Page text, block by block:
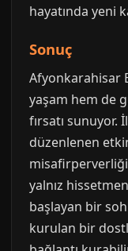
hayatında yeni
Sonuç
Afyonkarahisar
yaşam hem de
fırsatı sunuyor.
düzenlenen
yalnız
başlayan bir
kurulan bir